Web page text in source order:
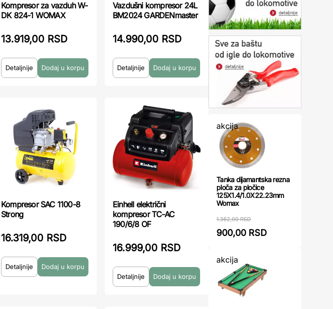
Kompresor za vazduh W-
DK 824-1 WOMAX
13.919,00 RSD
Detaljnije
Vazdušni kompresor 24L
BM2024 GARDENmaster
14.990,00 RSD
Detaljnije
Kompresor SAC 1100-8
Strong
16.319,00 RSD
Detaljnije
Einhell električni
kompresor TC-AC
190/6/8 OF
16.999,00 RSD
Detaljnije
akcija
Tanka dijamantska rezna
ploča za pločice
125X1.4/1.0X22.23mm
Womax
1.362,00 RSD
900,00 RSD
akcija